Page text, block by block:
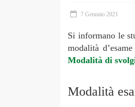
7 Gennaio 2021
Si informano le
modalità
Modalità di
Modalità